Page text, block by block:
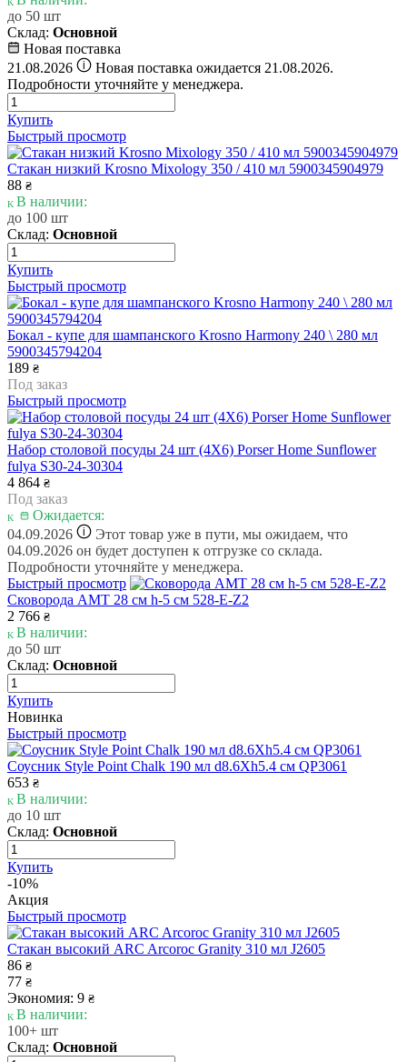
до 50 шт
Склад: Основной
Новая поставка
21.08.2026
i
Новая поставка ожидается 21.08.2026.
Подробности уточняйте у менеджера.
Купить
Быстрый просмотр
Стакан низкий Krosno Mixology 350 / 410 мл 5900345904979
88 ₴
В наличии:
до 100 шт
Склад: Основной
Купить
Быстрый просмотр
Бокал - купе для шампанского Krosno Harmony 240 \ 280 мл
5900345794204
189 ₴
Под заказ
Быстрый просмотр
Набор столовой посуды 24 шт (4X6) Porser Home Sunflower
fulya S30-24-30304
4 864 ₴
Под заказ
Ожидается:
04.09.2026
i
Этот товар уже в пути, мы ожидаем, что
04.09.2026 он будет доступен к отгрузке со склада.
Подробности уточняйте у менеджера.
Быстрый просмотр
Сковорода AMT 28 см h-5 см 528-E-Z2
2 766 ₴
В наличии:
до 50 шт
Склад: Основной
Купить
Новинка
Быстрый просмотр
Соусник Style Point Chalk 190 мл d8.6Xh5.4 см QP3061
653 ₴
В наличии:
до 10 шт
Склад: Основной
Купить
-10%
Акция
Быстрый просмотр
Стакан высокий ARC Arcoroc Granity 310 мл J2605
86 ₴
77 ₴
Экономия: 9 ₴
В наличии:
100+ шт
Склад: Основной